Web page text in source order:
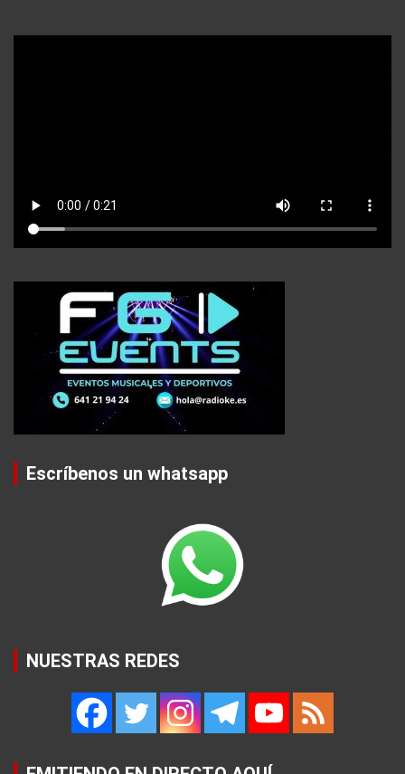
Escríbenos un whatsapp
NUESTRAS REDES